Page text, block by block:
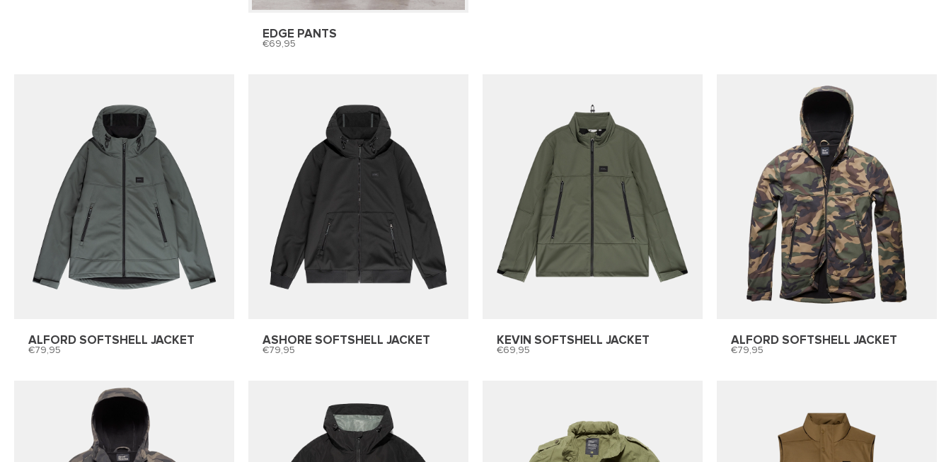
EDGE PANTS
69,95
ALFORD SOFTSHELL JACKET
79,95
ASHORE SOFTSHELL JACKET
79,95
KEVIN SOFTSHELL JACKET
69,95
ALFORD SOFTSHELL JACKET
79,95